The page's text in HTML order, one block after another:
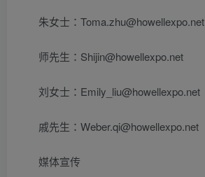
朱女士：Toma.zhu@howellexpo.net
师先生：Shijin@howellexpo.net
刘女士：Emily_liu@howellexpo.net
戚先生：Weber.qi@howellexpo.net
媒体宣传